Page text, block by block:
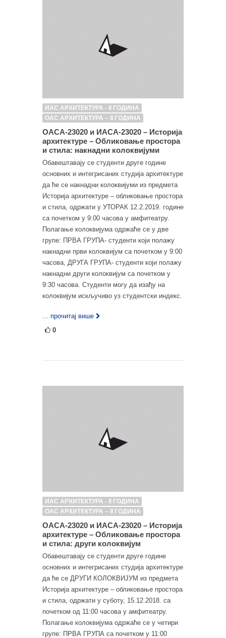
ИАС АРХИТЕКТУРА - II ГОДИНА
ОАС АРХИТЕКТУРА – II ГОДИНА
ОАСА-23020 и ИАСА-23020 – Историја
архитектуре – Обликовање простора
и стила: накнадни колоквијуми
Обавештавају се студенти друге године
основних и интегрисаних студија архитектуре
да ће се накнадни колоквијуми из предмета
Историја архитектуре – обликовање простора
и стила, одржати у УТОРАК 12.2.2019. године
са почетком у 9:00 часова у амфитеатру.
Полагање колоквијума одржаће се у две
групе: ПРВА ГРУПА- студенти који полажу
накнадни први колоквијум са почетком у 9:00
часова, ДРУГА ГРУПА- студенти који полажу
накнадни други колоквијум са почетком у
9:30 часова. Студенти могу да изађу на
колоквијум искључиво уз студентски индекс.
... прочитај више
0
ИАС АРХИТЕКТУРА - II ГОДИНА
ОАС АРХИТЕКТУРА – II ГОДИНА
ОАСА-23020 и ИАСА-23020 – Историја
архитектуре – Обликовање простора
и стила: други колоквијум
Обавештавају се студенти друге године
основних и интегрисаних студија архитектуре
да ће се ДРУГИ КОЛОКВИЈУМ из предмета
Историја архитектуре – обликовање простора
и стила, одржати у суботу, 15.12.2018. са
почетком од 11:00 часова у амфитеатру.
Полагање колоквијума одржаће се у четири
групе: ПРВА ГРУПА са почетком у 11:00